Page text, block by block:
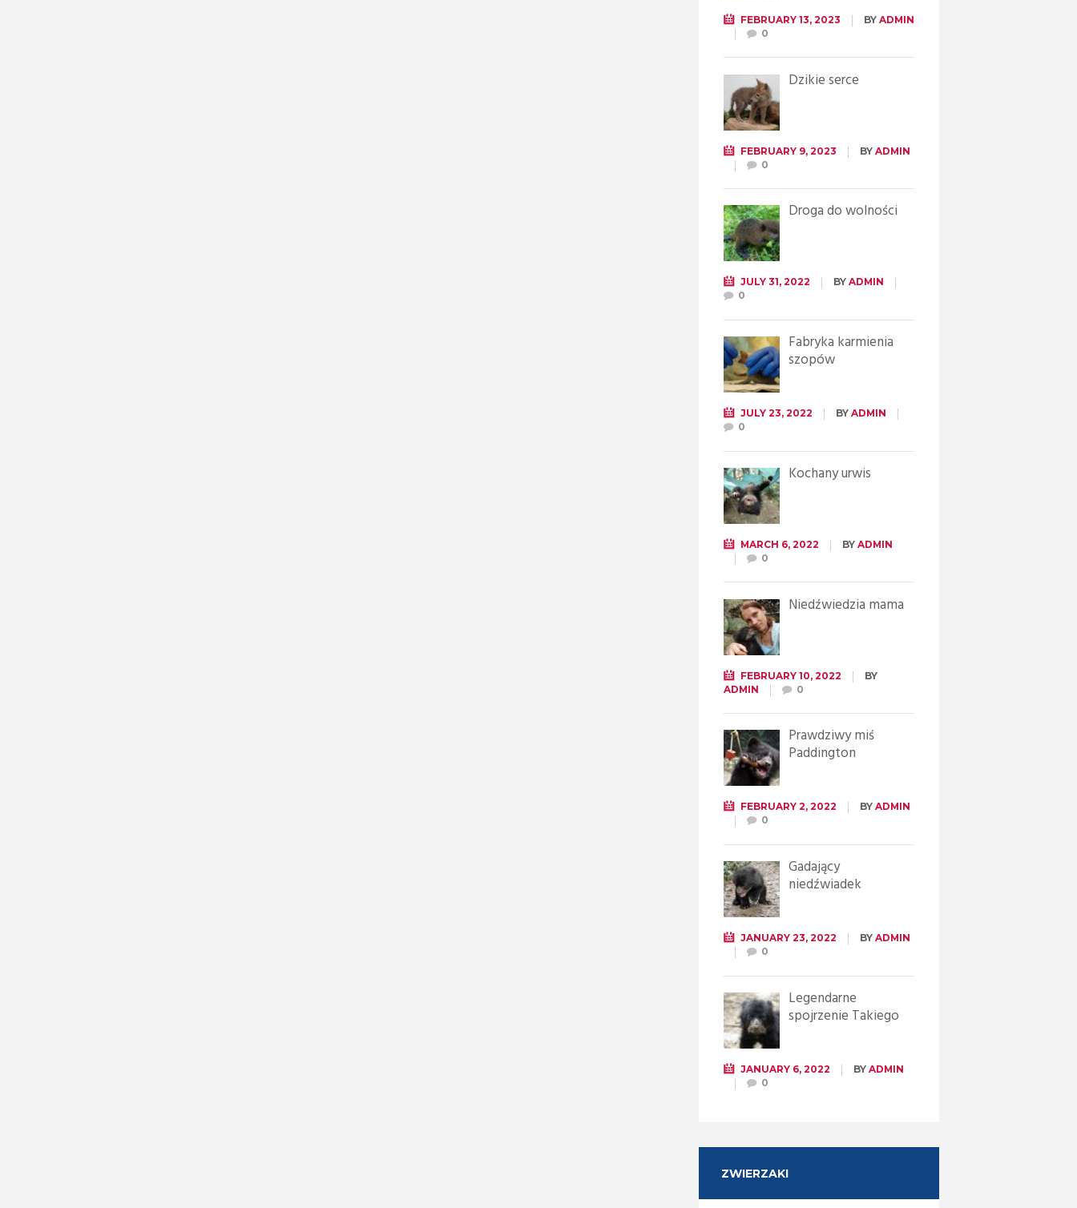
FEBRUARY 13, 2023 BY ADMIN
0
Dzikie serce
FEBRUARY 9, 2023 BY ADMIN
0
Droga do wolności
JULY 31, 2022 BY ADMIN
0
Fabryka karmienia
szopów
JULY 23, 2022 BY ADMIN
0
Kochany urwis
MARCH 6, 2022 BY ADMIN
0
Niedźwiedzia mama
FEBRUARY 10, 2022
BY
ADMIN
0
Prawdziwy miś
Paddington
FEBRUARY 2, 2022 BY ADMIN
0
Gadający
niedźwiadek
JANUARY 23, 2022 BY ADMIN
0
Legendarne
spojrzenie Takiego
JANUARY 6, 2022 BY ADMIN
0
ZWIERZAKI